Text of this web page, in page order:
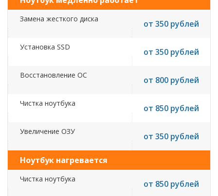
Замена жесткого диска от 350 рублей
Установка SSD от 350 рублей
Восстановление ОС от 800 рублей
Чистка ноутбука от 850 рублей
Увеличение ОЗУ от 350 рублей
Ноутбук нагревается
Чистка ноутбука от 850 рублей